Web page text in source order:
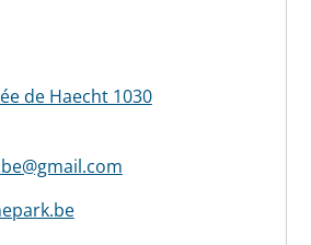
de Haecht 1030